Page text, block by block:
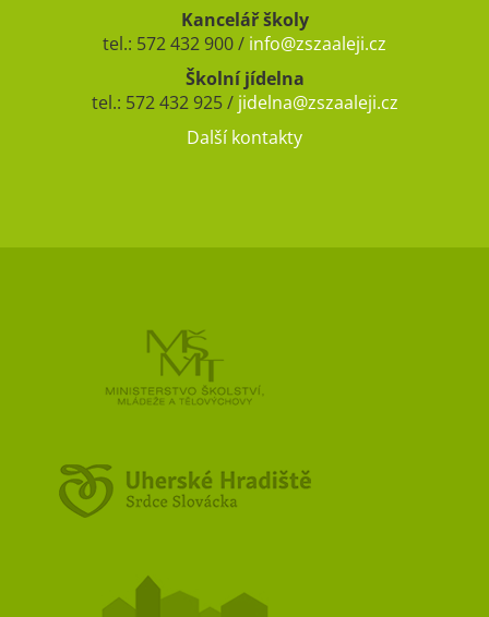
Kancelář školy
tel.: 572 432 900 / info@zszaaleji.cz
Školní jídelna
tel.: 572 432 925 / jidelna@zszaaleji.cz
Další kontakty